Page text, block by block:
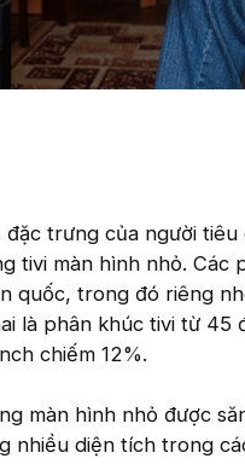
trưng của người
tivi màn hình nhỏ.
quốc, trong đó riêng
là phân khúc tivi từ 45
chiếm 12%.
màn hình nhỏ được
nhiều diện tích trong